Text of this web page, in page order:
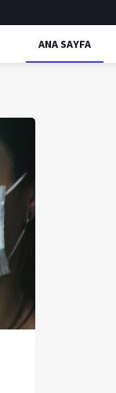
ANA SAYFA